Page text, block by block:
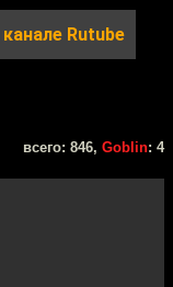
канале Rutube
всего: 846, Goblin: 4